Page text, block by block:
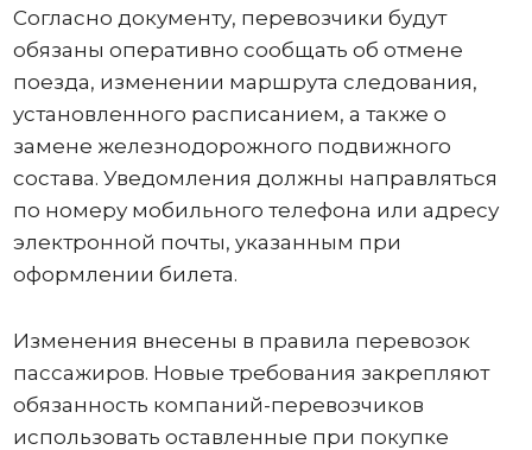
Согласно документу, перевозчики будут
обязаны оперативно сообщать об отмене
поезда, изменении маршрута следования,
установленного расписанием, а также о
замене железнодорожного подвижного
состава. Уведомления должны направляться
по номеру мобильного телефона или адресу
электронной почты, указанным при
оформлении билета.
Изменения внесены в правила перевозок
пассажиров. Новые требования закрепляют
обязанность компаний-перевозчиков
использовать оставленные при покупке